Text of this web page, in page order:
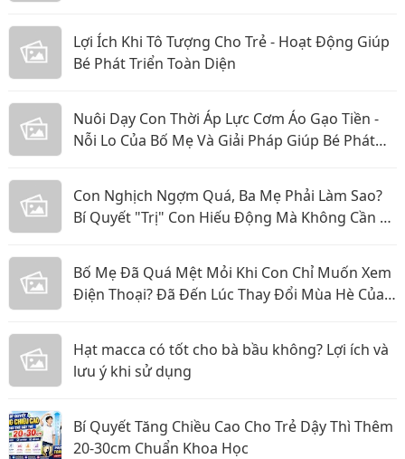
Lợi Ích Khi Tô Tượng Cho Trẻ - Hoạt Động Giúp
Bé Phát Triển Toàn Diện
Nuôi Dạy Con Thời Áp Lực Cơm Áo Gạo Tiền -
Nỗi Lo Của Bố Mẹ Và Giải Pháp Giúp Bé Phát
Con Nghịch Ngợm Quá, Ba Mẹ Phải Làm Sao?
Bí Quyết "Trị" Con Hiếu Động Mà Không Cần La
Bố Mẹ Đã Quá Mệt Mỏi Khi Con Chỉ Muốn Xem
Điện Thoại? Đã Đến Lúc Thay Đổi Mùa Hè Của
Hạt macca có tốt cho bà bầu không? Lợi ích và
lưu ý khi sử dụng
Bí Quyết Tăng Chiều Cao Cho Trẻ Dậy Thì Thêm
20-30cm Chuẩn Khoa Học